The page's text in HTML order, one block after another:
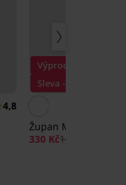
4,8
Výprodej
Sleva -70%
Župan MEN-A Terry
330 Kč1 099 Kč